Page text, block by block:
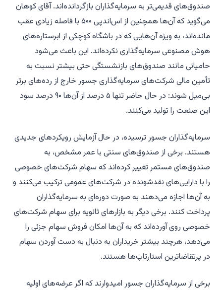
صندوق‌های قدیمی‌تر به سرمایه‌گذاران بازگردانده‌اند. آقای کوهان
می‌گوید که آن‌ها همچنین از اس‌اند‌پی ۵۰۰ با فاصله زیادی عقب
مانده‌اند، به ویژه آن‌هایی که در باشگاه کوچکی از ابرستاره‌های
هوش مصنوعی سرمایه‌گذاری نکرده‌اند. این باعث می‌شود
حامیانی مانند صندوق‌های بازنشستگی حتی بیشتر نسبت به
تأمین مالی شرکت‌های سرمایه‌گذاری جسور خارج از رده‌های برتر
بی‌میل شوند: در حال حاضر تنها ۵ درصد از آن‌ها ۹۰ درصد سود
این صنعت را تولید می‌کنند.
سرمایه‌گذاران جسور ترسیده، در حال آزمایش رویکردهای جدیدی
هستند. برخی از صندوق‌های سنتی با عمر مشخص، به
صندوق‌های مستمر تغییر کرده‌اند که سهام شرکت‌های خصوصی
را با دارایی‌های نقدشونده در شرکت‌های عمومی ترکیب می‌کنند و
به آن‌ها اجازه می‌دهند به صورت دوره‌ای به سرمایه‌گذاران
پرداخت کنند. برخی دیگر به بازارهای ثانویه برای سهام شرکت‌های
خصوصی روی آورده‌اند که به آن‌ها امکان فروش سهام جزئی را
می‌دهد، هرچند بیشتر خریداران به دنبال به دست آوردن سهام
در پرتقاضاترین استارتاپ‌ها هستند.
برخی از سرمایه‌گذاران جسور امیدوارند که اگر عرضه‌های اولیه